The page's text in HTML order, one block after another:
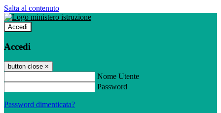
Salta al contenuto
Accedi
Accedi
button close ×
Nome Utente
Password
Password dimenticata?